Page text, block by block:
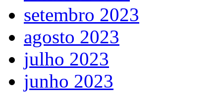
setembro 2023
agosto 2023
julho 2023
junho 2023